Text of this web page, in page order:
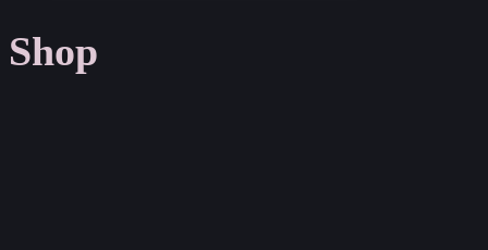
Shop